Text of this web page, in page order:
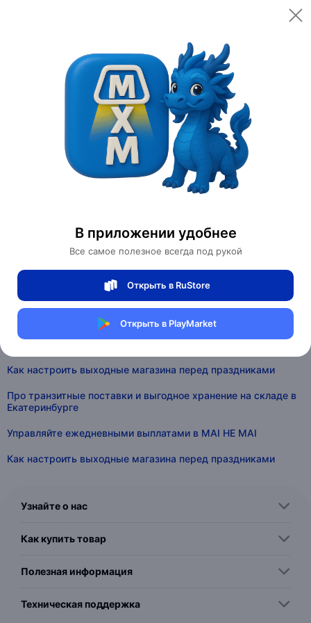
В приложении удобнее
Все самое полезное всегда под рукой
Открыть в RuStore
Открыть в PlayMarket
Помощь
Помощь
Мои заказы
Условия использования сервисов
Рекомендуемые темы
Управляйте ежедневными выплатами в MAI HE MAI
Как настроить выходные магазина перед праздниками
Про транзитные поставки и выгодное хранение на складе в
Екатеринбурге
Управляйте ежедневными выплатами в MAI HE MAI
Как настроить выходные магазина перед праздниками
Узнайте о нас
Как купить товар
Полезная информация
Техническая поддержка